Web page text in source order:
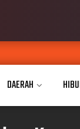
DAERAH